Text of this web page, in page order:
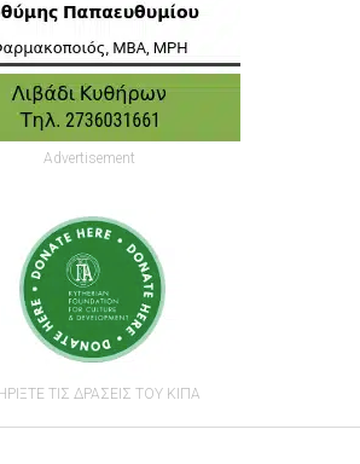
Advertisement
ΤΙΣ ΔΡΑΣΕΙΣ ΤΟΥ ΚΙΠΑ